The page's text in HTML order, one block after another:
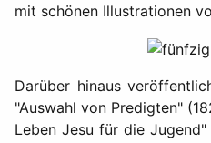
mit schönen Illustrationen
Darüber hinaus
"Auswahl von Predigten"
Leben Jesu für die